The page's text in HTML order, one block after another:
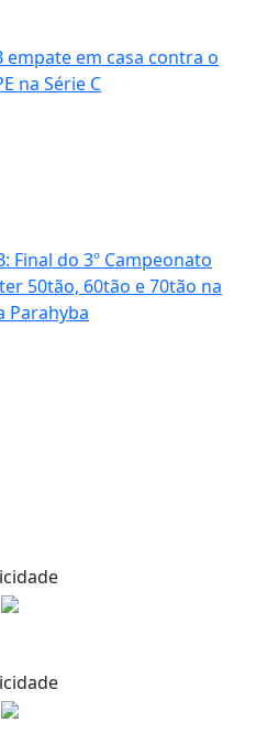
empate em casa contra o
na Série C
Final do 3º Campeonato
50tão, 60tão e 70tão na
Parahyba